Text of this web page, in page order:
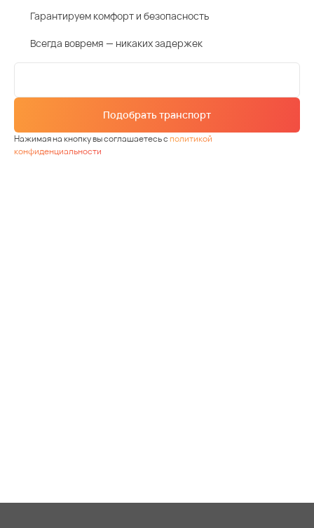
Гарантируем комфорт и безопасность
Всегда вовремя — никаких задержек
Подобрать транспорт
Нажимая на кнопку вы соглашаетесь сполитикой
конфиденциальности